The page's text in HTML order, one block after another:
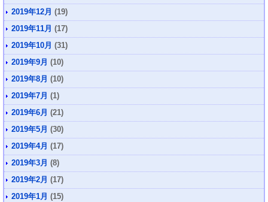
2019年12月 (19)
2019年11月 (17)
2019年10月 (31)
2019年9月 (10)
2019年8月 (10)
2019年7月 (1)
2019年6月 (21)
2019年5月 (30)
2019年4月 (17)
2019年3月 (8)
2019年2月 (17)
2019年1月 (15)